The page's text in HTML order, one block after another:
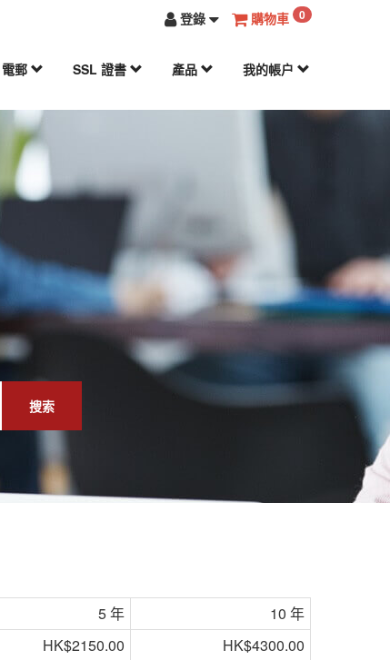
登錄 購物車 0
電郵 SSL 證書 產品 我的帳户
搜索
5 年
10 年
HK$2150.00
HK$4300.00